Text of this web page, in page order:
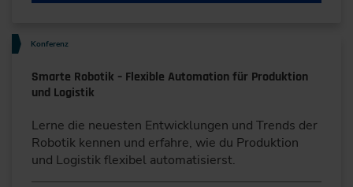
Konferenz
Smarte Robotik – Flexible Automation für Produktion
und Logistik
Lerne die neuesten Entwicklungen und Trends der
Robotik kennen und erfahre, wie du Produktion
und Logistik flexibel automatisierst.